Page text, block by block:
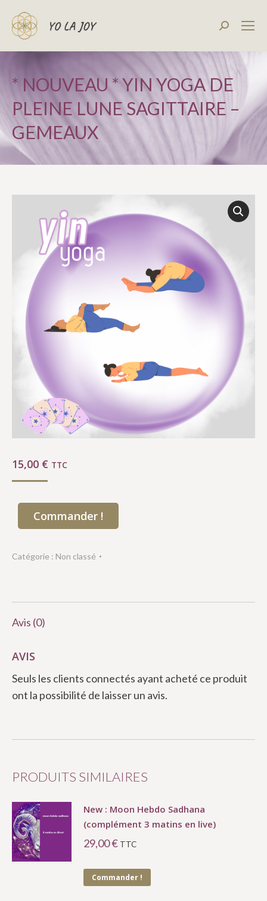
* NOUVEAU * YIN YOGA DE
PLEINE LUNE SAGITTAIRE –
GEMEAUX
15,00 € TTC
Commander !
Catégorie : Non classé
Avis (0)
AVIS
Seuls les clients connectés ayant acheté ce produit
ont la possibilité de laisser un avis.
PRODUITS SIMILAIRES
New : Moon Hebdo Sadhana
(complément 3 matins en live)
29,00€ TTC
Commander !